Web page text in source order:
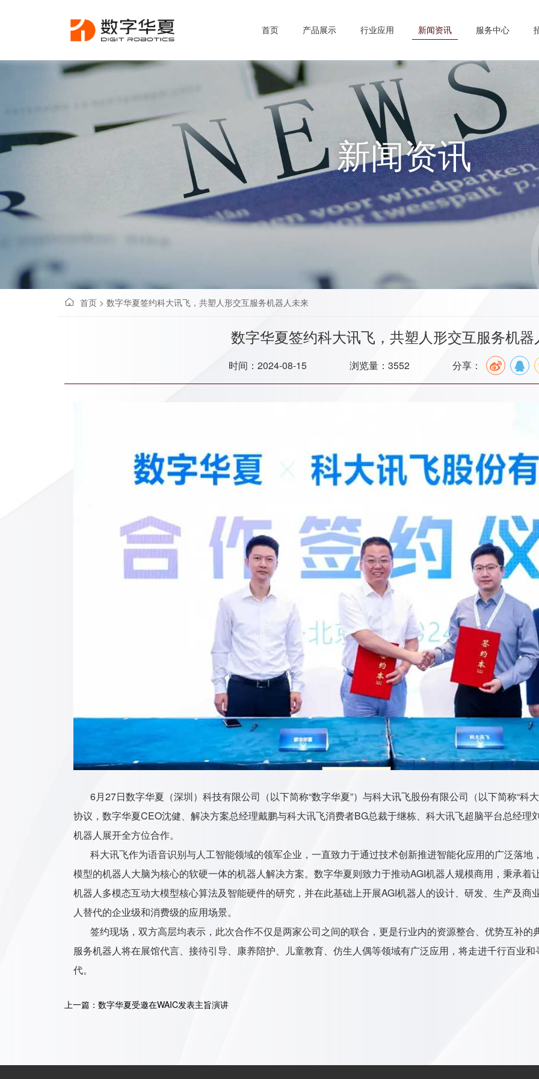
首页 产品展示 行业应用 新闻资讯 服务中心
新闻资讯
首页 > 数字华夏签约科大讯飞，共塑人形交互服务机器人未来
数字华夏签约科大讯飞，共塑人形交互服务机器
时间：2024-08-15 浏览量：3552 分享：
6月27日数字华夏（深圳）科技有限公司（以下简称“数字华夏”）与科大讯飞股份有限公司（以下简称“科
协议，数字华夏CEO沈健、解决方案总经理戴鹏与科大讯飞消费者BG总裁于继栋、科大讯飞超脑平台总经理
机器人展开全方位合作。
科大讯飞作为语音识别与人工智能领域的领军企业，一直致力于通过技术创新推进智能化应用的广泛落地
模型的机器人大脑为核心的软硬一体的机器人解决方案。数字华夏则致力于推动AGI机器人规模商用，秉承
机器人多模态互动大模型核心算法及智能硬件的研究，并在此基础上开展AGI机器人的设计、研发、生产及
人替代的企业级和消费级的应用场景。
签约现场，双方高层均表示，此次合作不仅是两家公司之间的联合，更是行业内的资源整合、优势互补的
服务机器人将在展馆代言、接待引导、康养陪护、儿童教育、仿生人偶等领域有广泛应用，将走进千行百业
代。
上一篇：数字华夏受邀在WAIC发表主旨演讲